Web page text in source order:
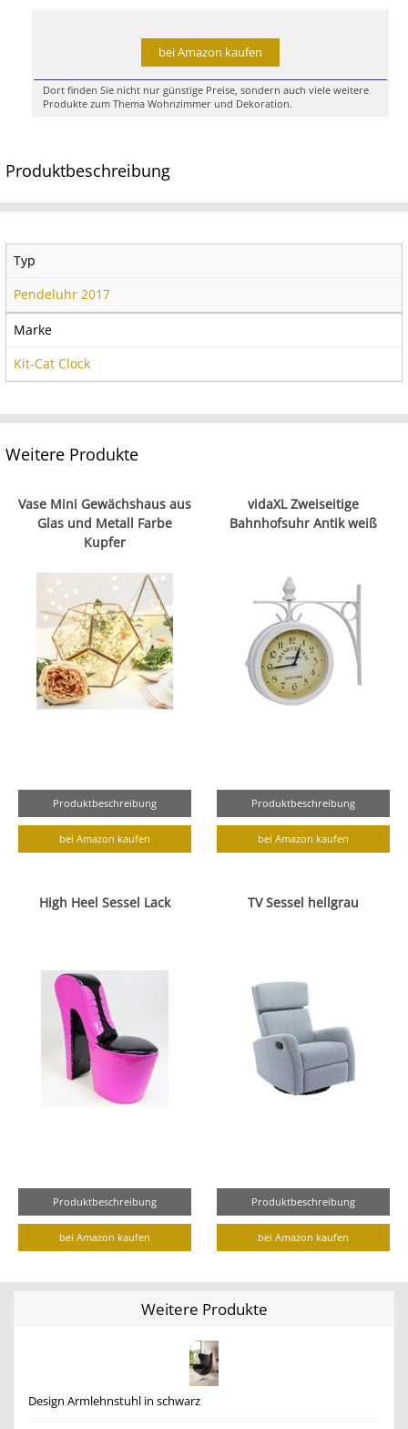
bei Amazon kaufen
Dort finden Sie nicht nur günstige Preise, sondern auch viele weitere
Produkte zum Thema Wohnzimmer und Dekoration.
Produktbeschreibung
Typ
Pendeluhr 2017
Marke
Kit-Cat Clock
Weitere Produkte
Vase Mini Gewächshaus aus
Glas und Metall Farbe
Kupfer
Produktbeschreibung
bei Amazon kaufen
vidaXL Zweiseitige
Bahnhofsuhr Antik weiß
Produktbeschreibung
bei Amazon kaufen
High Heel Sessel Lack
Produktbeschreibung
bei Amazon kaufen
TV Sessel hellgrau
Produktbeschreibung
bei Amazon kaufen
Weitere Produkte
Design Armlehnstuhl in schwarz